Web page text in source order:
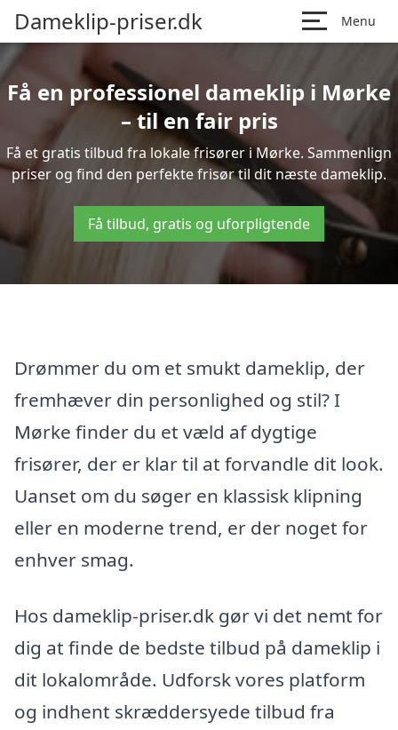
Dameklip-priser.dk Menu
Få en professionel dameklip i Mørke
– til en fair pris
Få et gratis tilbud fra lokale frisører i Mørke. Sammenlign
priser og find den perfekte frisør til dit næste dameklip.
Få tilbud, gratis og uforpligtende
Drømmer du om et smukt dameklip, der
fremhæver din personlighed og stil? I
Mørke finder du et væld af dygtige
frisører, der er klar til at forvandle dit look.
Uanset om du søger en klassisk klipning
eller en moderne trend, er der noget for
enhver smag.
Hos dameklip-priser.dk gør vi det nemt for
dig at finde de bedste tilbud på dameklip i
dit lokalområde. Udforsk vores platform
og indhent skræddersyede tilbud fra